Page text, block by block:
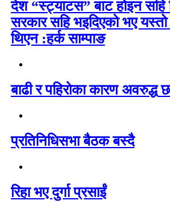
देश “स्ट्याटस” बाट होइन सहि
सरकार सहि भइदिएको भए
थिएन :हर्क साम्पाङ
बाढी र पहिरोका कारण अवरुद्ध
प्रतिनिधिसभा बैठक बस्दै
रिहा भए दुर्गा प्रसाईं